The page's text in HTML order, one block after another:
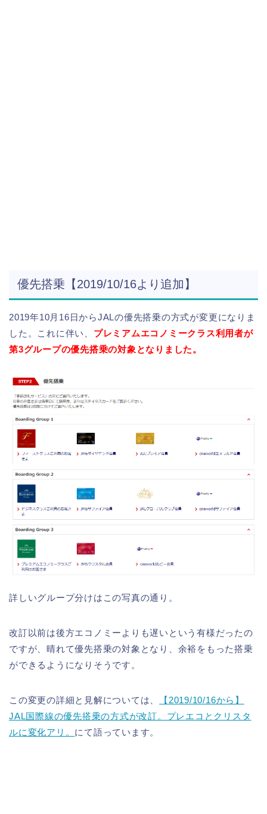
優先搭乗【2019/10/16より追加】
2019年10月16日からJALの優先搭乗の方式が変更になりま
した。これに伴い、 プレミアムエコノミークラス利用者が
第3グループの優先搭乗の対象となりました。
詳しいグループ分けはこの写真の通り。
改訂以前は後方エコノミーよりも遅いという有様だったの
ですが、晴れて優先搭乗の対象となり、余裕をもった搭乗
ができるようになりそうです。
この変更の詳細と見解については、
【2019/10/16から】
JAL国際線の優先搭乗の方式が改訂。プレエコとクリスタ
ルに変化アリ。 にて語っています。